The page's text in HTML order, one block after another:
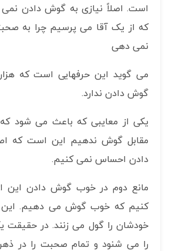
است. اصلاً نیازی به گوش دادن نمی
که از یک آقا می پرسیم چرا به
نمی دهی
می گوید این حرفهایی است که
گوش دادن ندارد.
یکی از معایبی که باعث می شود
مقابل گوش ندهیم این است که
دادن احساس نمی کنیم.
مانع دوم در خوب گوش دادن
کنیم که خوب گوش می دهیم. این
خودشان را گول می زنند. در حقیقت
را می شنود و تمام صحبت را در